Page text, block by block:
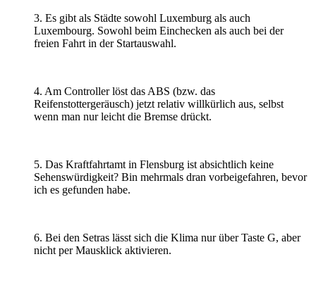
3. Es gibt als Städte sowohl Luxemburg als auch
Luxembourg. Sowohl beim Einchecken als auch bei der
freien Fahrt in der Startauswahl.
4. Am Controller löst das ABS (bzw. das
Reifenstottergeräusch) jetzt relativ willkürlich aus, selbst
wenn man nur leicht die Bremse drückt.
5. Das Kraftfahrtamt in Flensburg ist absichtlich keine
Sehenswürdigkeit? Bin mehrmals dran vorbeigefahren, bevor
ich es gefunden habe.
6. Bei den Setras lässt sich die Klima nur über Taste G, aber
nicht per Mausklick aktivieren.